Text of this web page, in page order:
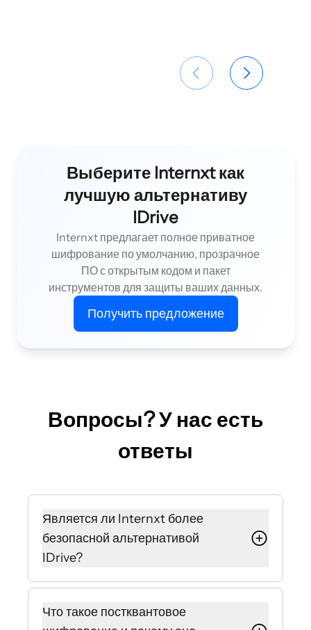
Выберите Internxt как
лучшую альтернативу
IDrive
Internxt предлагает полное приватное
шифрование по умолчанию, прозрачное
ПО с открытым кодом и пакет
инструментов для защиты ваших данных.
Получить предложение
Вопросы? У нас есть
ответы
Является ли Internxt более
безопасной альтернативой
IDrive?
Да, Internxt использует
постквантовое шифрование и
Что такое постквантовое